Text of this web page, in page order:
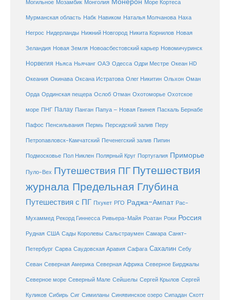
Могильное Мозамбик Монголия
Море Кортеса
Мурманская область Набк Навиком Наталья Молчанова Наха
Негрос Нидерланды Нижний Новгород Никита Корнилов Новая
Зеландия Новая Земля Новоасбестовский карьер Новомичуринск
Норвегия Ньяса Ньячанг ОАЭ Одесса Одри Местре Океан HD
Океания Окинава Оксана Истратова Олег Никитин Ольхон Оман
Орда Ординская пещера Ослоб Отман Охотоморье Охотское
море ПНГ Палау Панган Папуа – Новая Гвинея Паскаль Бернабе
Пафос Пенсильвания Пермь Персидский залив Перу
Петропавловск-Камчатский Печенегский залив Пипин
Подмосковье Пол Никлен Полярный Круг Португалия Приморье
Пуло-Вех Путешествия ПГ Путешествия
журнала Предельная Глубина
Путешествия с ПГ Пхукет РГО Раджа-Ампат Рас-
Мухаммед Рекорд Гиннесса Ривьера-Майя Роатан Роки Россия
Рудная США Сады Королевы Сальстраумен Самара Санкт-
Петербург Сарва Саудовская Аравия Сафага Сахалин Себу
Севан Северная Америка Северная Африка Северное Бирджалы
Северное море Северный Мале Сейшелы Сергей Крылов Сергей
Куликов Сибирь Сиг Симиланы Синявинское озеро Сипадан Скотт